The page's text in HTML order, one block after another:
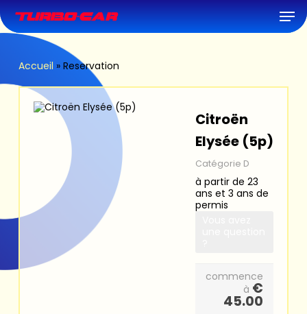
to
main
content
Accueil » Reservation
Citroën
Elysée (5p)
Catégorie D
à partir de 23
ans et 3 ans de
permis
commence
à €
45.00